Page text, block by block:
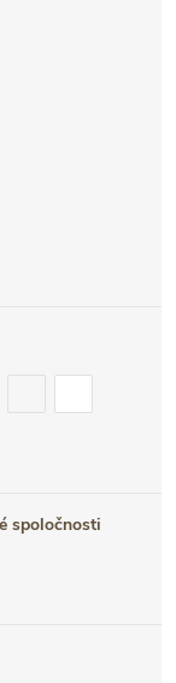
spoločnosti